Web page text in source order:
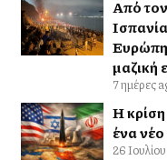
Από
Ευρώπη
μαζική
7 ημέρες
Η
ένα
26